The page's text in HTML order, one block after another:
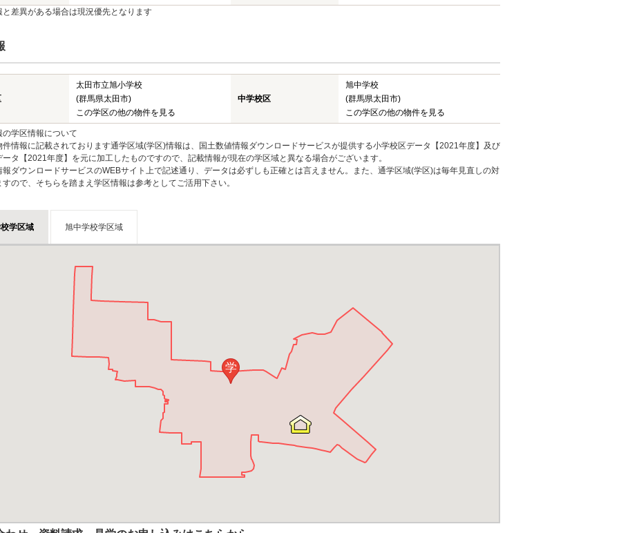
差異がある場合は現況優先となります
太田市立旭小学校
(群馬県太田市)
この学区の他の物件を見る
中学校区
旭中学校
(群馬県太田市)
この学区の他の物件を見る
学区情報について
件情報に記載されております通学区域(学区)情報は、国土数値情報ダウンロードサービスが提供する小学校区データ【2021年度】及び
ータ【2021年度】を元に加工したものですので、記載情報が現在の学区域と異なる場合がございます。
報ダウンロードサービスのWEBサイト上で記述通り、データは必ずしも正確とは言えません。また、通学区域(学区)は毎年見直しの対
ので、そちらを踏まえ学区情報は参考としてご活用下さい。
学区域 旭中学校学区域
学